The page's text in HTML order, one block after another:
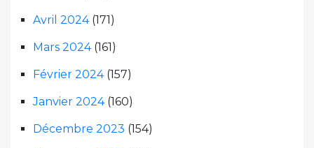
Avril 2024(171)
Mars 2024(161)
Février 2024(157)
Janvier 2024(160)
Décembre 2023 (154)